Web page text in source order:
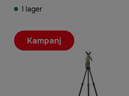
I lager
Kampanj